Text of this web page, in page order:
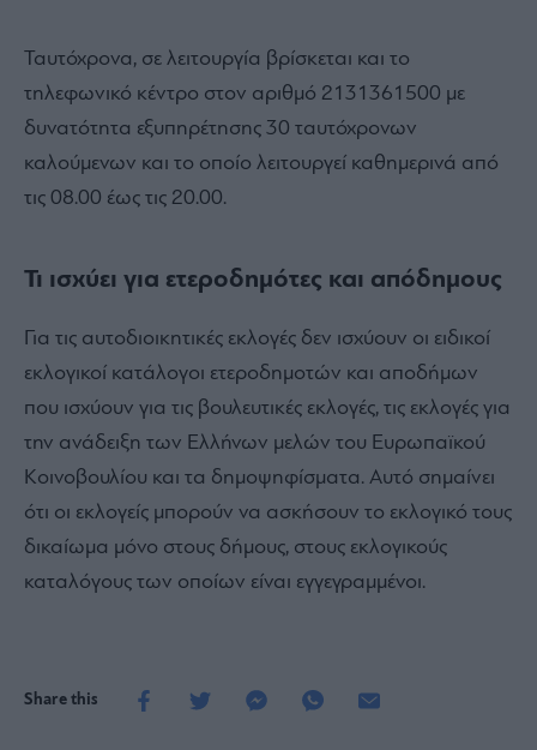
Ταυτόχρονα, σε λειτουργία βρίσκεται και το
τηλεφωνικό κέντρο στον αριθμό 2131361500 με
δυνατότητα εξυπηρέτησης 30 ταυτόχρονων
καλούμενων και το οποίο λειτουργεί καθημερινά από
τις 08.00 έως τις 20.00.
Τι ισχύει για ετεροδημότες και απόδημους
Για τις αυτοδιοικητικές εκλογές δεν ισχύουν οι ειδικοί
εκλογικοί κατάλογοι ετεροδημοτών και αποδήμων
που ισχύουν για τις βουλευτικές εκλογές, τις εκλογές για
την ανάδειξη των Ελλήνων μελών του Ευρωπαϊκού
Κοινοβουλίου και τα δημοψηφίσματα. Αυτό σημαίνει
ότι οι εκλογείς μπορούν να ασκήσουν το εκλογικό τους
δικαίωμα μόνο στους δήμους, στους εκλογικούς
καταλόγους των οποίων είναι εγγεγραμμένοι.
Share this